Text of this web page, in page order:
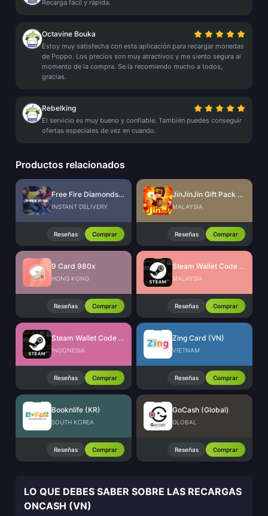
Recarga fácil y rápida.
Octavine Bouka
Estoy muy satisfecha con esta aplicación para recargar monedas
de Poppo. Los precios son muy atractivos y me siento segura al
momento de la compra. Se la recomiendo mucho a todos,
gracias.
Rebelking
El servicio es muy bueno y confiable. También puedes conseguir
ofertas especiales de vez en cuando.
Productos relacionados
Free Fire Diamonds EU + TR
INSTANT DELIVERY
Reseñas Comprar
JinJinJin Gift Pack Redeem Code
MALAYSIA
Reseñas Comprar
9 Card 980x
HONG KONG
Reseñas Comprar
Steam Wallet Code (MYR)
MALAYSIA
Reseñas Comprar
Steam Wallet Code (IDR)
INDONESIA
Reseñas Comprar
Zing Card (VN)
VIETNAM
Reseñas Comprar
Booknlife (KR)
SOUTH KOREA
Reseñas Comprar
GoCash (Global)
GLOBAL
Reseñas Comprar
LO QUE DEBES SABER SOBRE LAS RECARGAS
ONCASH (VN)